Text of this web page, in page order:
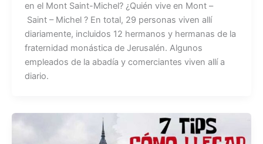
en el Mont Saint-Michel? ¿Quién vive en Mont –
Saint – Michel ? En total, 29 personas viven allí
diariamente, incluidos 12 hermanos y hermanas de la
fraternidad monástica de Jerusalén. Algunos
empleados de la abadía y comerciantes viven allí a
diario.